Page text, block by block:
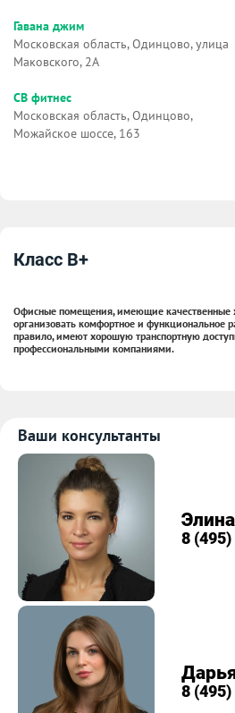
Гавана джим
Московская область, Одинцово, улица
Маковского, 2А
СВ фитнес
Московская область, Одинцово,
Можайское шоссе, 163
Класс B+
Офисные помещения, имеющие качественные
организовать комфортное и функциональное
правило, имеют хорошую транспортную
профессиональными компаниями.
Ваши консультанты
8
8